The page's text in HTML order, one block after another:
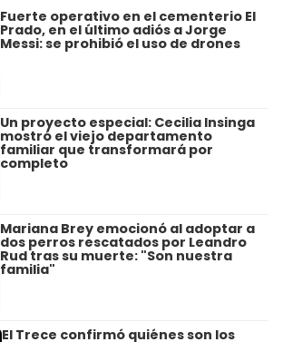
Fuerte operativo en el cementerio El
Prado, en el último adiós a Jorge
Messi: se prohibió el uso de drones
Un proyecto especial: Cecilia Insinga
mostró el viejo departamento
familiar que transformará por
completo
Mariana Brey emocionó al adoptar a
dos perros rescatados por Leandro
Rud tras su muerte: "Son nuestra
familia"
El Trece confirmó quiénes son los